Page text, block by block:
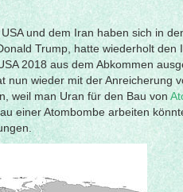
und dem Iran haben sich in
Trump, hatte wiederholt
2018 aus dem Abkommen
nun wieder mit der Anreicherung
weil man Uran für den Bau von
einer Atombombe arbeiten